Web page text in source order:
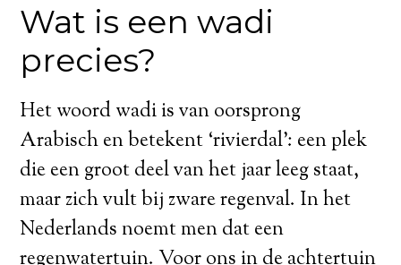
Wat is een wadi
precies?
Het woord wadi is van oorsprong
Arabisch en betekent ‘rivierdal’: een plek
die een groot deel van het jaar leeg staat,
maar zich vult bij zware regenval. In het
Nederlands noemt men dat een
regenwatertuin. Voor ons in de achtertuin